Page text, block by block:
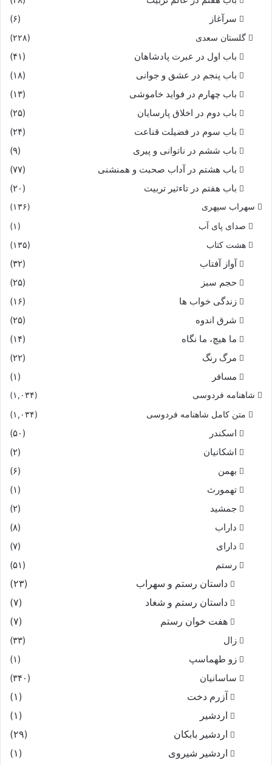
سرآغاز
(۶)
گلستان سعدی (۲۲۸)
باب اول در عبرت پادشاهان
(۴۱)
باب پنجم در عشق و جوانى
(۱۸)
باب چهارم در فواید خاموشى
(۱۳)
باب دوم در اخلاق پارسایان
(۲۵)
باب سوم در فضیلت قناعت
(۲۴)
باب ششم در ناتوانى و پیرى
(۹)
باب هشتم در آداب صحبت و همنشنى
(۷۷)
باب هفتم در تاءثیر تربیت
(۲۰)
سهراب سپهری (۱۳۶)
صدای پای آب
(۱)
هشت کتاب
(۱۳۵)
آواز آفتاب
(۳۲)
حجم سبز
(۲۵)
زندگی خواب ها
(۱۶)
شرق اندوه
(۲۵)
ما هیچ، ما نگاه
(۱۴)
مرگ رنگ
(۲۲)
مسافر
(۱)
شاهنامه فردوسی (۱,۰۳۴)
متن کامل شاهنامه فردوسی (۱,۰۳۴)
اسکندر
(۵۰)
اشکانیان
(۲)
بهمن
(۶)
تهمورث
(۱)
جمشید
(۲)
داراب
(۸)
دارای
(۷)
رستم
(۵۱)
داستان رستم و سهراب
(۲۳)
داستان رستم و شغاد
(۷)
هفت خوان رستم‏
(۷)
زال
(۳۳)
زو طهماسپ‏
(۱)
ساسانیان
(۳۴۰)
آزرم دخت
(۱)
اردشیر
(۱)
اردشیر بابکان
(۲۹)
اردشیر شیروی
(۱)